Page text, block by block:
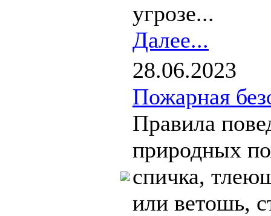
угрозе...
Далее...
28.06.2023
Пожарная
Правила
природных
спичка,
или ветошь,